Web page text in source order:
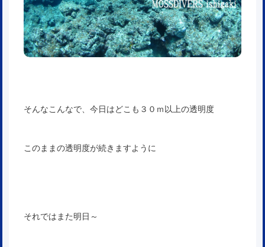
そんなこんなで、今日はどこも３０ｍ以上の透明度
このままの透明度が続きますように
それではまた明日～